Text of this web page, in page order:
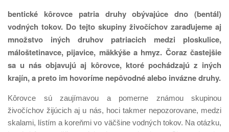
bentické kôrovce patria druhy obývajúce dno (bentál)
vodných tokov. Do tejto skupiny živočíchov zaraďujeme aj
množstvo iných druhov patriacich medzi ploskulice,
máloštetinavce, pijavice, mäkkýše a hmyz. Čoraz častejšie
sa u nás objavujú aj kôrovce, ktoré pochádzajú z iných
krajín, a preto im hovoríme nepôvodné alebo invázne druhy.
Kôrovce sú zaujímavou a pomerne známou skupinou
živočíchov žijúcich aj u nás, hoci takmer nepozorovane, medzi
skalami, lístím a koreňmi vo väčšine vodných tokov. Na otázku,